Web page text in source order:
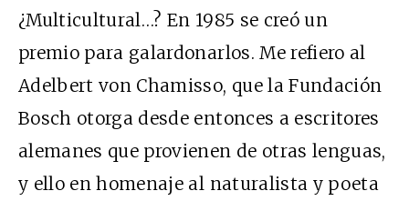
¿Multicultural…? En 1985 se creó un
premio para galardonarlos. Me refiero al
Adelbert von Chamisso, que la Fundación
Bosch otorga desde entonces a escritores
alemanes que provienen de otras lenguas,
y ello en homenaje al naturalista y poeta